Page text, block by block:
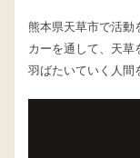
熊本県天草市で活動
カーを通して、天草
羽ばたいていく人間